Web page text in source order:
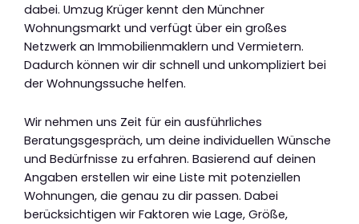
dabei. Umzug Krüger kennt den Münchner
Wohnungsmarkt und verfügt über ein großes
Netzwerk an Immobilienmaklern und Vermietern.
Dadurch können wir dir schnell und unkompliziert bei
der Wohnungssuche helfen.
Wir nehmen uns Zeit für ein ausführliches
Beratungsgespräch, um deine individuellen Wünsche
und Bedürfnisse zu erfahren. Basierend auf deinen
Angaben erstellen wir eine Liste mit potenziellen
Wohnungen, die genau zu dir passen. Dabei
berücksichtigen wir Faktoren wie Lage, Größe,